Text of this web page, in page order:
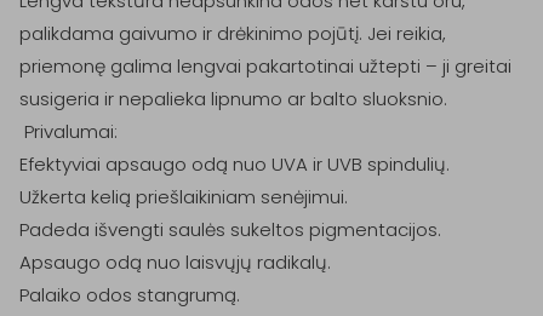
palikdama gaivumo ir drėkinimo pojūtį. Jei reikia,
priemonę galima lengvai pakartotinai užtepti – ji greitai
susigeria ir nepalieka lipnumo ar balto sluoksnio.
Privalumai:
Efektyviai apsaugo odą nuo UVA ir UVB spindulių.
Užkerta kelią priešlaikiniam senėjimui.
Padeda išvengti saulės sukeltos pigmentacijos.
Apsaugo odą nuo laisvųjų radikalų.
Palaiko odos stangrumą.